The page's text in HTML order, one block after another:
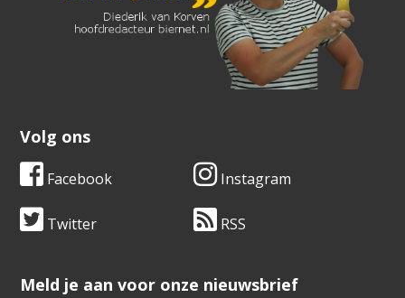
Volg ons
Facebook Instagram
Twitter RSS
​​​​​​​Meld je aan voor onze nieuwsbrief